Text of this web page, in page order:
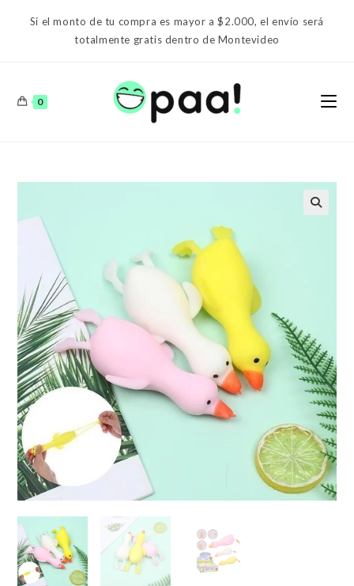
Si el monto de tu compra es mayor a $2.000, el envío será
totalmente gratis dentro de Montevideo
0